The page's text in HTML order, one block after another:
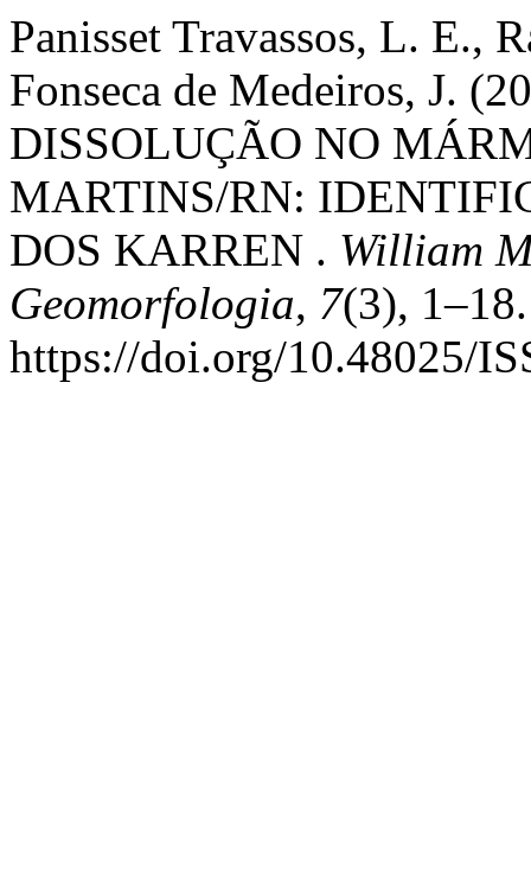
Panisset Travassos, L. E.,
Fonseca de Medeiros, J.
DISSOLUÇÃO NO
MARTINS/RN:
DOS KARREN . William
Geomorfologia, 7(3), 1–18.
https://doi.org/10.48025/